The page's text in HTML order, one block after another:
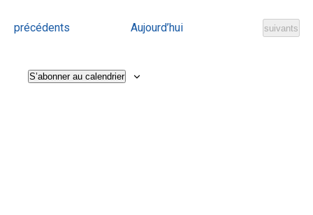
vues
date.
Évènements
précédents Aujourd’hui suivants
S’abonner au calendrier